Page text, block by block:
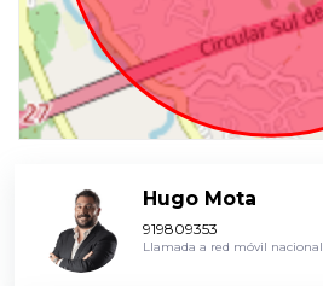
Hugo Mota
919809353
Llamada a red móvil nacional